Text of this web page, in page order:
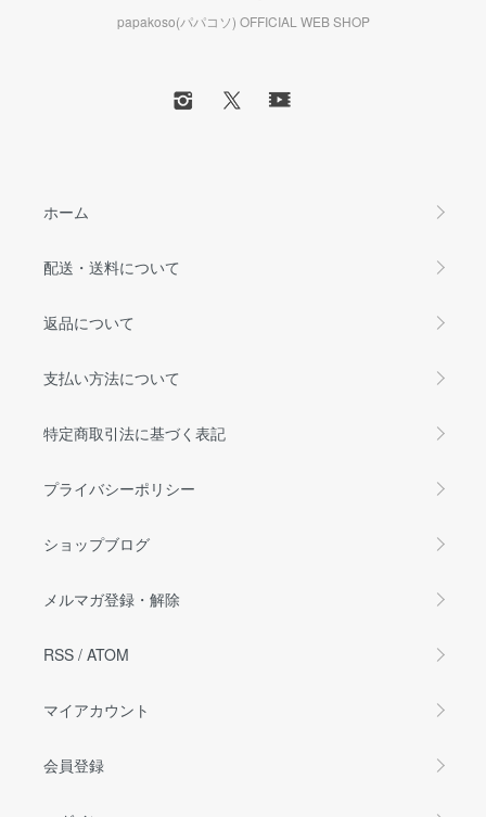
papakoso(パパコソ) OFFICIAL WEB SHOP
ホーム
配送・送料について
返品について
支払い方法について
特定商取引法に基づく表記
プライバシーポリシー
ショップブログ
メルマガ登録・解除
RSS / ATOM
マイアカウント
会員登録